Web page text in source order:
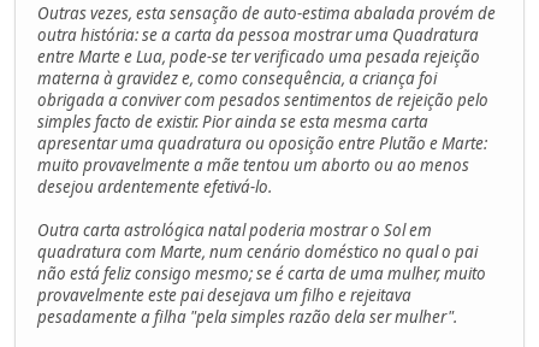
Outras vezes, esta sensação de auto-estima abalada provém de
outra história: se a carta da pessoa mostrar uma Quadratura
entre Marte e Lua, pode-se ter verificado uma pesada rejeição
materna à gravidez e, como consequência, a criança foi
obrigada a conviver com pesados sentimentos de rejeição pelo
simples facto de existir. Pior ainda se esta mesma carta
apresentar uma quadratura ou oposição entre Plutão e Marte:
muito provavelmente a mãe tentou um aborto ou ao menos
desejou ardentemente efetivá-lo.
Outra carta astrológica natal poderia mostrar o Sol em
quadratura com Marte, num cenário doméstico no qual o pai
não está feliz consigo mesmo; se é carta de uma mulher, muito
provavelmente este pai desejava um filho e rejeitava
pesadamente a filha "pela simples razão dela ser mulher".